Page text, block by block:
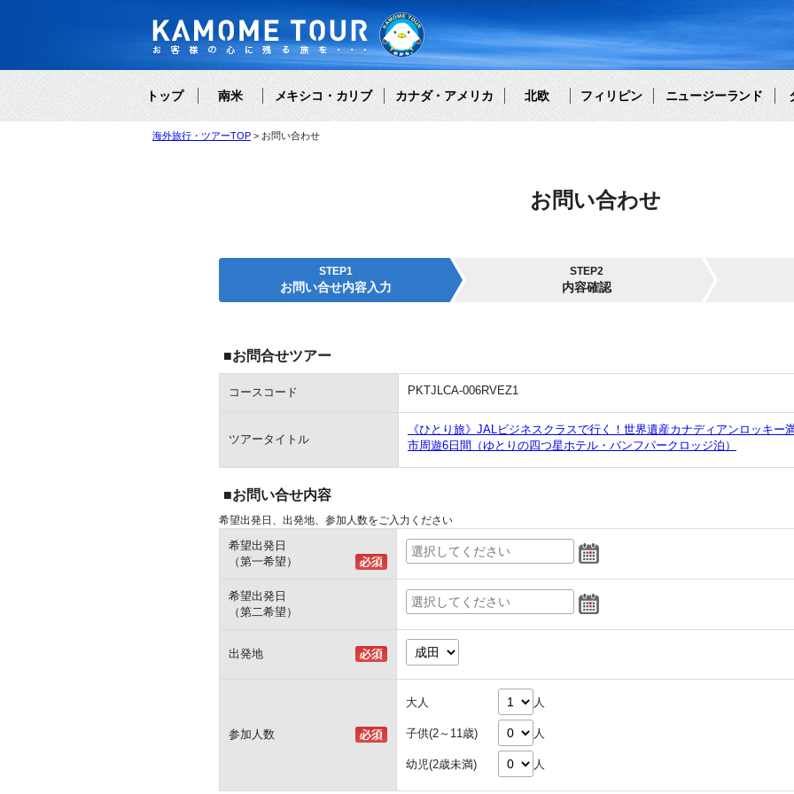
トップ 南米 メキシコ・カリブ カナダ・アメリカ 北欧 フィリピン ニュージーランド
海外旅行・ツアーTOP お問い合わせ
お問い合わせ
STEP1
お問い合せ内容入力
STEP2
内容確認
■お問合せツアー
コースコード PKTJLCA-006RVEZ1
ツアータイトル
《ひとり旅》JALビジネスクラスで行く！世界遺産カナディアンロッキー
市周遊6日間（ゆとりの四つ星ホテル・バンフパークロッジ泊）
■お問い合せ内容
希望出発日、出発地、参加人数をご入力ください
希望出発日
（第一希望）
希望出発日
（第二希望）
出発地
参加人数
大人 人
子供(2～11歳) 人
幼児(2歳未満) 人